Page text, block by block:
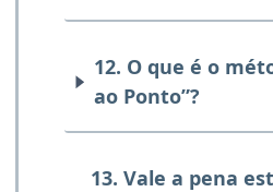
12. O que é o
ao Ponto”?
13. Vale a pena